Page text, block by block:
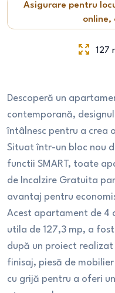
Asigurare pentru
online,
127
Descoperă un
contemporană,
întâlnesc pentru a crea
Situat într-un bloc nou
functii SMART, toate
de Incalzire Gratuita
avantaj pentru
Acest apartament de 4
utila de 127,3 mp, a
după un proiect
finisaj, piesă de
cu grijă pentru a oferi